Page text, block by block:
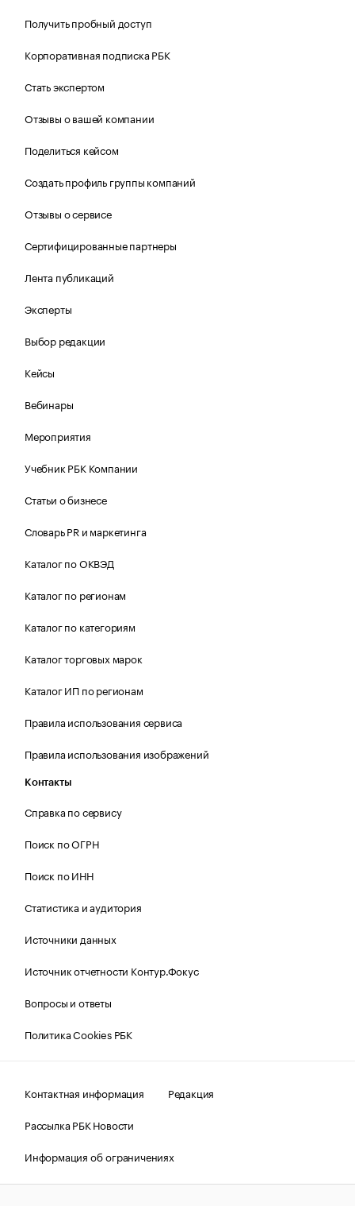
Получить пробный доступ
Корпоративная подписка РБК
Стать экспертом
Отзывы о вашей компании
Поделиться кейсом
Создать профиль группы компаний
Отзывы о сервисе
Сертифицированные партнеры
Лента публикаций
Эксперты
Выбор редакции
Кейсы
Вебинары
Мероприятия
Учебник РБК Компании
Статьи о бизнесе
Словарь PR и маркетинга
Каталог по ОКВЭД
Каталог по регионам
Каталог по категориям
Каталог торговых марок
Каталог ИП по регионам
Правила использования сервиса
Правила использования изображений
Контакты
Справка по сервису
Поиск по ОГРН
Поиск по ИНН
Статистика и аудитория
Источники данных
Источник отчетности Контур.Фокус
Вопросы и ответы
Политика Cookies РБК
Контактная информация
Редакция
Рассылка РБК Новости
Информация об ограничениях
Правовая информация
О соблюдении авторских прав